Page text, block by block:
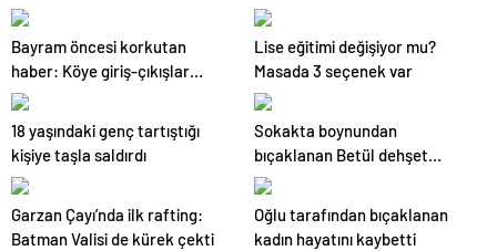
Türkiye’de ele geçirildi
Bayram öncesi korkutan
haber: Köye giriş-çıkışlar
kapatıldı
Lise eğitimi değişiyor mu?
Masada 3 seçenek var
18 yaşındaki genç tartıştığı
kişiye taşla saldırdı
Sokakta boynundan
bıçaklanan Betül dehşet
anlarını anlattı
Garzan Çayı’nda ilk rafting:
Batman Valisi de kürek çekti
Oğlu tarafından bıçaklanan
kadın hayatını kaybetti